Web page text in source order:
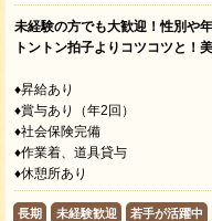
未経験の方でも大歓迎！性別や
トントン拍子よりコツコツと！
♦昇給あり
♦賞与あり（年2回）
♦社会保険完備
♦作業着、道具貸与
♦休憩所あり
長期 未経験歓迎 若手が活躍中